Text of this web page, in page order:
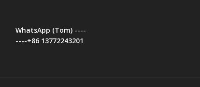
WhatsApp (Tom) ----
----+86 13772243201